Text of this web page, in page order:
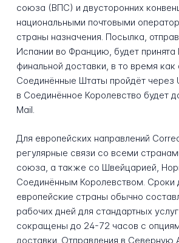
союза (ВПС) и двусторонних
национальными почтовыми
страны назначения. Посылка,
Испании во Францию, будет принята
финальной доставки, в то время как
Соединённые Штаты пройдёт через
в Соединённое Королевство будет
Mail.
Для европейских направлений
регулярные связи со всеми
союза, а также со Швейцарией,
Соединённым Королевством. Сроки
европейские страны обычно
рабочих дней для стандартных
сокращены до 24-72 часов с
доставки. Отправления в Северную